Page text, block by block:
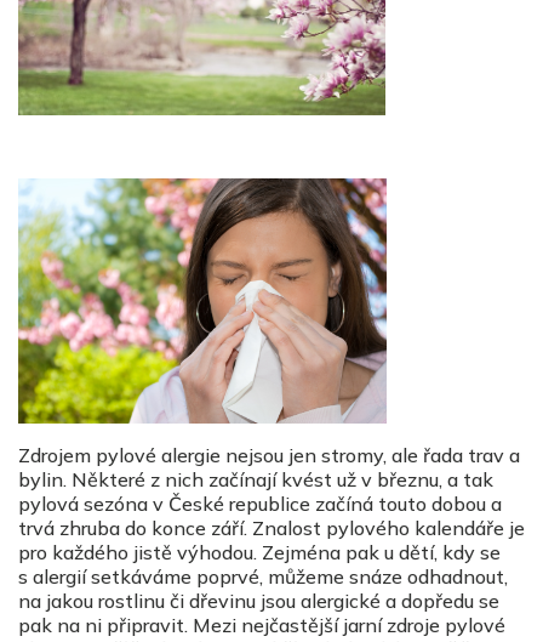
Zdrojem pylové alergie nejsou jen stromy, ale řada trav a
bylin. Některé z nich začínají kvést už v březnu, a tak
pylová sezóna v České republice začíná touto dobou a
trvá zhruba do konce září. Znalost pylového kalendáře je
pro každého jistě výhodou. Zejména pak u dětí, kdy se
s alergií setkáváme poprvé, můžeme snáze odhadnout,
na jakou rostlinu či dřevinu jsou alergické a dopředu se
pak na ni připravit. Mezi nejčastější jarní zdroje pylové